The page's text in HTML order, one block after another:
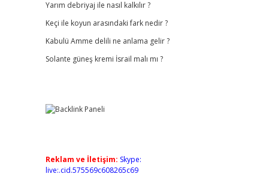
Yarım debriyaj ile nasıl kalkılır ?
Keçi ile koyun arasındaki fark nedir ?
Kabulü Amme delili ne anlama gelir ?
Solante güneş kremi İsrail malı mı ?
Reklam ve İletişim: Skype:
live:.cid.575569c608265c69